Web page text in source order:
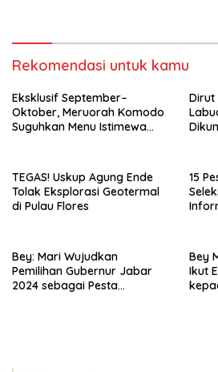
Rekomendasi untuk kamu
Eksklusif September–
Oktober, Meruorah Komodo
Suguhkan Menu Istimewa
Dirut
TEGAS! Uskup Agung Ende
Tolak Eksplorasi Geotermal
di Pulau Flores
15
Bey: Mari Wujudkan
Pemilihan Gubernur Jabar
2024 sebagai Pesta
Bey
Ikut